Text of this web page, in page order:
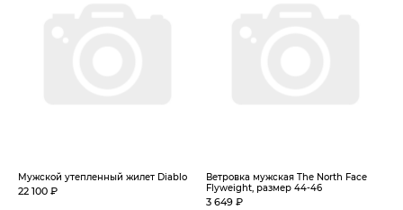
Мужской утепленный жилет Diablo
22 100 ₽
Ветровка мужская The North Face
Flyweight, размер 44-46
3 649 ₽